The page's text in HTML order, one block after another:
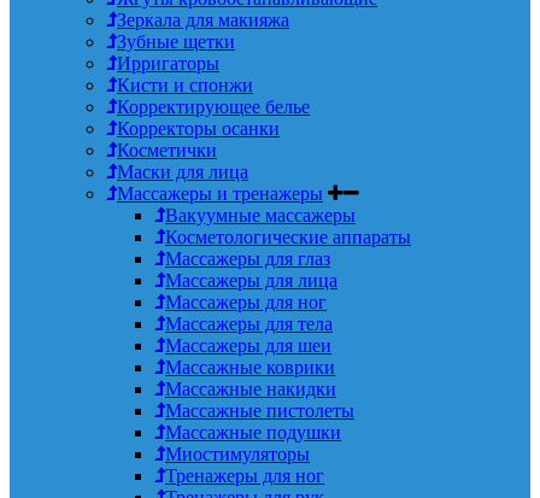
Зеркала для макияжа
Зубные щетки
Ирригаторы
Кисти и спонжи
Корректирующее белье
Корректоры осанки
Косметички
Маски для лица
Массажеры и тренажеры
Вакуумные массажеры
Косметологические аппараты
Массажеры для глаз
Массажеры для лица
Массажеры для ног
Массажеры для тела
Массажеры для шеи
Массажные коврики
Массажные накидки
Массажные пистолеты
Массажные подушки
Миостимуляторы
Тренажеры для ног